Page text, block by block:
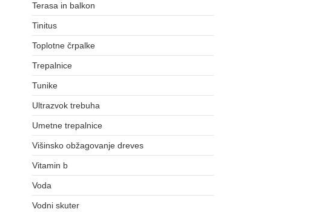
Terasa in balkon
Tinitus
Toplotne črpalke
Trepalnice
Tunike
Ultrazvok trebuha
Umetne trepalnice
Višinsko obžagovanje dreves
Vitamin b
Voda
Vodni skuter